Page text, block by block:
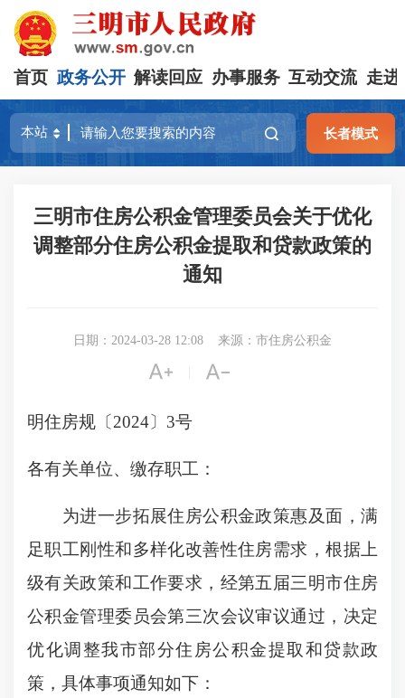
首页 政务公开 解读回应 办事服务 互动交流 走进
长者模式
三明市住房公积金管理委员会关于优化
调整部分住房公积金提取和贷款政策的
通知
日期：2024-03-28 12:08 来源：市住房公积金
 
明住房规〔2024〕3号
各有关单位、缴存职工：
为进一步拓展住房公积金政策惠及面，满
足职工刚性和多样化改善性住房需求，根据上
级有关政策和工作要求，经第五届三明市住房
公积金管理委员会第三次会议审议通过，决定
优化调整我市部分住房公积金提取和贷款政
策，具体事项通知如下：